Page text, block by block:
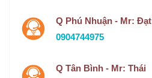
Q Phú Nhuận - Mr: Đạt
0904744975
Q Tân Bình - Mr: Thái